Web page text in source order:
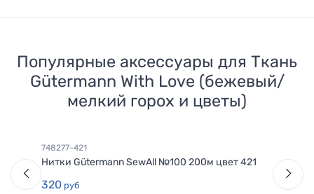
Популярные аксессуары для Ткань
Gütermann With Love (бежевый/
мелкий горох и цветы)
748277-421
Нитки Gütermann SewAll №100 200м цвет 421
320 руб